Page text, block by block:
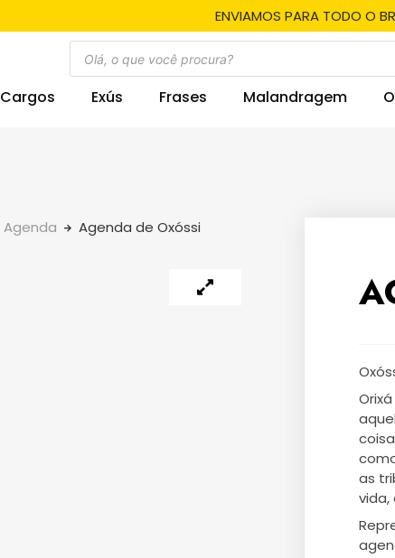
ENVIAMOS PARA TODO O
Cargos Exús Frases Malandragem
Agenda Agenda de Oxóssi
as
vida,